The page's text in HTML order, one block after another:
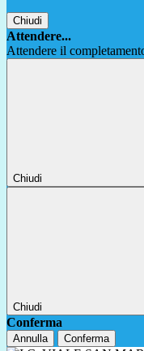
Chiudi
Attendere...
Attendere il
Chiudi
Chiudi
Conferma
Annulla Conferma